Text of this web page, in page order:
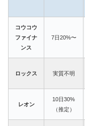
コウコウ
ファイナ
ンス
7日20%〜
ロックス 実質不明
レオン
10日30%
（推定）